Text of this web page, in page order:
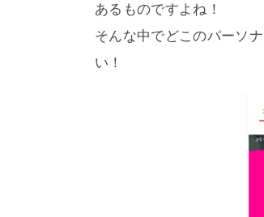
あるものですよね！
そんな中でどこのパーソ
い！